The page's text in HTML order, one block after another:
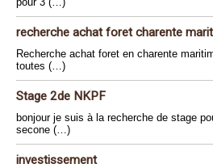
recherche achat foret charente
Recherche achat foret en charente
toutes (…)
Stage 2de NKPF
bonjour je suis à la recherche de stage
secone (…)
investissement